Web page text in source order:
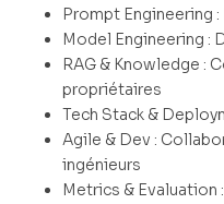
Prompt Engineering :
Model Engineering :
RAG & Knowledge :
propriétaires
Tech Stack &
Agile & Dev :
ingénieurs
Metrics &